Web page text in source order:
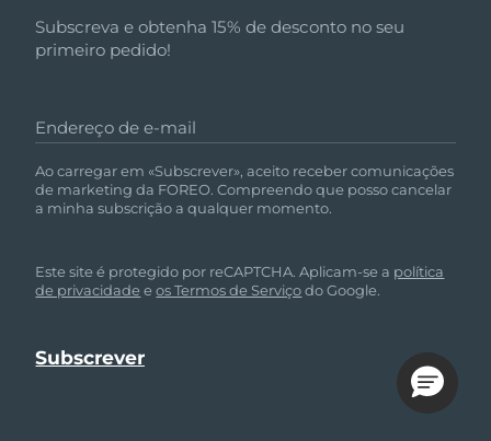
Subscreva e obtenha 15% de desconto no seu
primeiro pedido!
Endereço de e-mail
Ao carregar em «Subscrever», aceito receber comunicações
de marketing da FOREO. Compreendo que posso cancelar
a minha subscrição a qualquer momento.
Este site é protegido por reCAPTCHA. Aplicam-se a política
de privacidade eos Termos de Serviçodo Google.